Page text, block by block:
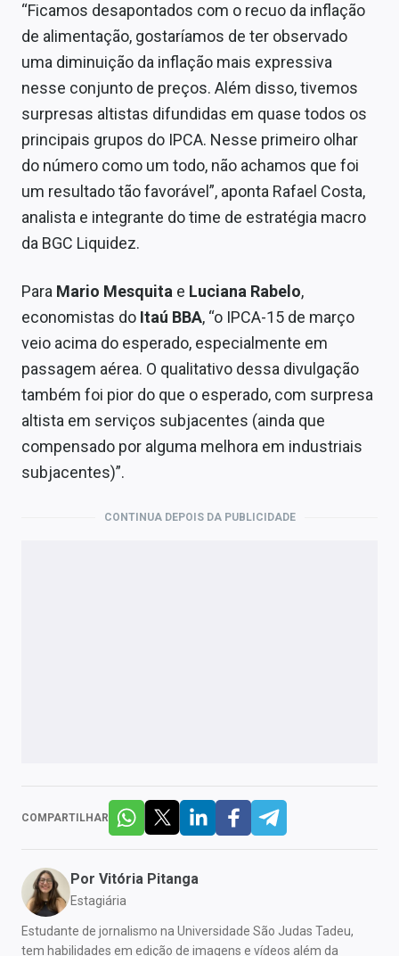
“Ficamos desapontados com o recuo da inflação
de alimentação, gostaríamos de ter observado
uma diminuição da inflação mais expressiva
nesse conjunto de preços. Além disso, tivemos
surpresas altistas difundidas em quase todos os
principais grupos do IPCA. Nesse primeiro olhar
do número como um todo, não achamos que foi
um resultado tão favorável”, aponta Rafael Costa,
analista e integrante do time de estratégia macro
da BGC Liquidez.
Para Mario Mesquita e Luciana Rabelo,
economistas do Itaú BBA, “o IPCA-15 de março
veio acima do esperado, especialmente em
passagem aérea. O qualitativo dessa divulgação
também foi pior do que o esperado, com surpresa
altista em serviços subjacentes (ainda que
compensado por alguma melhora em industriais
subjacentes)”.
CONTINUA DEPOIS DA PUBLICIDADE
COMPARTILHAR
Por Vitória Pitanga
Estagiária
Estudante de jornalismo na Universidade São Judas Tadeu,
tem habilidades em edição de imagens e vídeos além da